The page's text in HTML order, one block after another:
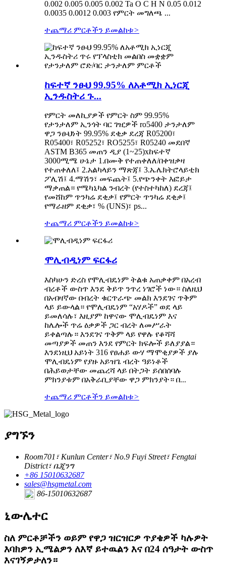
0.002 0.005 0.005 0.002 Ta O C H N 0.05 0.012
0.0035 0.0012 0.003 የምርት መግለጫ ...
ተጨማሪ ምርቶችን ይመልከቱ>
ከፍተኛ ንፁህ 99.95% ለአቶሚክ ኢነርጂ
ኢንዱስትሪ ጉ...
የምርት መለኪያዎች የምርት ስም 99.95%
የታንታለም ኢንጎት ባር ገዢዎች ro5400 ታንታለም
ዋጋ ንፁህነት 99.95% ደቂቃ ደረጃ R05200፣
R05400፣ R05252፣ RO5255፣ R05240 መደበኛ
ASTM B365 መጠን ዲያ (1~25)xከፍተኛ
3000ሚሜ ሁኔታ 1.በሙቅ የተጠቀለለ/በቀዝቃዛ
የተጠቀለለ፤ 2.አልካላይን ማጽጃ፤ 3.ኤሌክትሮላይቲክ
ፖሊሽ፤ 4.ማሽን፣ መፍጨት፤ 5.የጭንቀት እፎይታ
ማቃጠል። የሜካኒካል ንብረት (የተስተካከለ) ደረጃ፤
የመሸከም ጥንካሬ ደቂቃ፤ የምርት ጥንካሬ ደቂቃ፤
የማራዘም ደቂቃ፣ % (UNS)፣ ps...
ተጨማሪ ምርቶችን ይመልከቱ>
ሞሊብዲነም ፍርፋሪ
እስካሁን ድረስ የሞሊብዴነም ትልቁ አጠቃቀም በአረብ
ብረቶች ውስጥ እንደ ቅይጥ ንጥረ ነገሮች ነው። ስለዚህ
በአብዛኛው በብረት ቁርጥራጭ መልክ እንደገና ጥቅም
ላይ ይውላል። የሞሊብዴነም “አሃዶች” ወደ ላይ
ይመለሳሉ፣ እዚያም ከዋናው ሞሊብዴነም እና
ከሌሎች ጥሬ ዕቃዎች ጋር ብረት ለመሥራት
ይቀልጣሉ። እንደገና ጥቅም ላይ የዋሉ የቆሻሻ
መጣያዎች መጠን እንደ የምርት ክፍሎች ይለያያል።
እንደነዚህ አይነት 316 የፀሐይ ውሃ ማሞቂያዎች ያሉ
ሞሊብዴነም የያዙ አይዝጌ ብረት ዓይነቶች
በሕይወታቸው መጨረሻ ላይ በትጋት ይሰበሰባሉ
ምክንያቱም በአቅራቢያቸው ዋጋ ምክንያት። በ...
ተጨማሪ ምርቶችን ይመልከቱ>
ያግኙን
Room701፣ Kunlun Center፣ No.9 Fuyi Street፣ Fengtai
District፣ ቤጂንግ
+86 15010632687
sales@hsgmetal.com
86-15010632687
ኒውሌተር
ስለ ምርቶቻችን ወይም የዋጋ ዝርዝርዎ ጥያቄዎች ካሉዎት
እባክዎን ኢሜልዎን ለእኛ ይተዉልን እና በ24 ሰዓታት ውስጥ
እናገኝዎታለን።